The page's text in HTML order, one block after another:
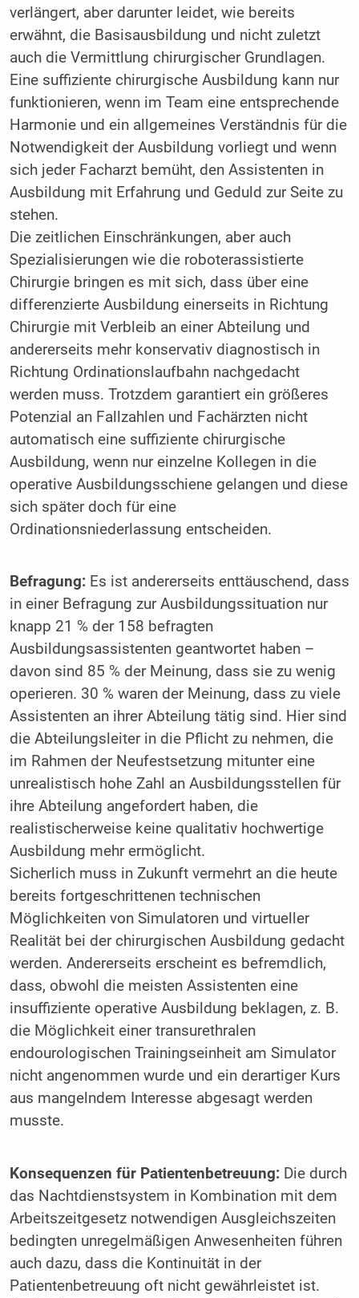
verlängert, aber darunter leidet, wie bereits
erwähnt, die Basisausbildung und nicht zuletzt
auch die Vermittlung chirurgischer Grundlagen.
Eine suffiziente chirurgische Ausbildung kann nur
funktionieren, wenn im Team eine entsprechende
Harmonie und ein allgemeines Verständnis für die
Notwendigkeit der Ausbildung vorliegt und wenn
sich jeder Facharzt bemüht, den Assistenten in
Ausbildung mit Erfahrung und Geduld zur Seite zu
stehen.
Die zeitlichen Einschränkungen, aber auch
Spezialisierungen wie die roboter­assistierte
Chirurgie bringen es mit sich, dass über eine
differenzierte Ausbildung einerseits in Richtung
Chirurgie mit Verbleib an einer Abteilung und
andererseits mehr konservativ diagnostisch in
Richtung Ordinationslaufbahn nachgedacht
werden muss. Trotzdem garantiert ein größeres
Potenzial an Fallzahlen und Fachärzten nicht
automatisch eine suffiziente chirurgische
Ausbildung, wenn nur einzelne Kollegen in die
operative Ausbildungsschiene gelangen und diese
sich später doch für eine
Ordinationsniederlassung entscheiden.
Befragung:Es ist andererseits enttäuschend, dass
in einer Befragung zur Ausbildungssituation nur
knapp 21 % der 158 befragten
Ausbildungsassistenten geantwortet haben –
davon sind 85 % der Meinung, dass sie zu wenig
operieren. 30 % waren der Meinung, dass zu viele
Assistenten an ihrer Abteilung tätig sind. Hier sind
die Abteilungsleiter in die Pflicht zu nehmen, die
im Rahmen der Neufestsetzung mitunter eine
unrealistisch hohe Zahl an Ausbildungsstellen für
ihre Abteilung angefordert haben, die
realistischerweise keine qualitativ hochwertige
Ausbildung mehr ermöglicht.
Sicherlich muss in Zukunft vermehrt an die heute
bereits fortgeschrittenen technischen
Möglichkeiten von Simulatoren und virtueller
Realität bei der chirurgischen Ausbildung gedacht
werden. Andererseits erscheint es befremdlich,
dass, obwohl die meisten Assistenten eine
insuffiziente operative Ausbildung beklagen, z. B.
die Möglichkeit einer transurethralen
endourologischen Trainingseinheit am Simulator
nicht angenommen wurde und ein derartiger Kurs
aus mangelndem Interesse abgesagt werden
musste.
Konsequenzen für Patientenbetreuung:Die durch
das Nachtdienstsystem in Kombination mit dem
Arbeitszeitgesetz notwendigen Ausgleichszeiten
bedingten unregelmäßigen Anwesenheiten führen
auch dazu, dass die Kontinuität in der
Patientenbetreuung oft nicht gewährleistet ist.